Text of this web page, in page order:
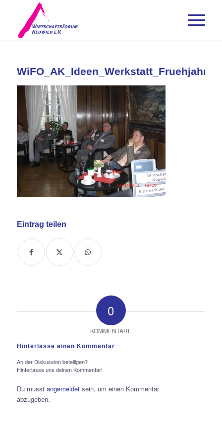
Eintrag teilen
0
KOMMENTARE
Hinterlasse einen Kommentar
An der Diskussion beteiligen?
Hinterlasse uns deinen Kommentar!
Du musst angemeldetsein, um einen Kommentar
abzugeben.